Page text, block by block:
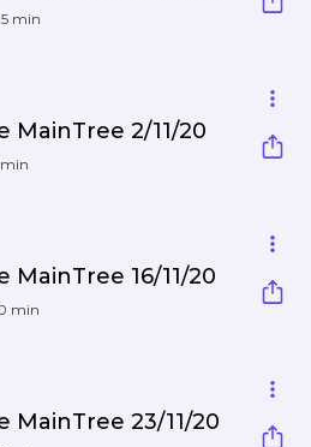
5 min
MainTree 2/11/20
MainTree 16/11/20
min
MainTree 23/11/20